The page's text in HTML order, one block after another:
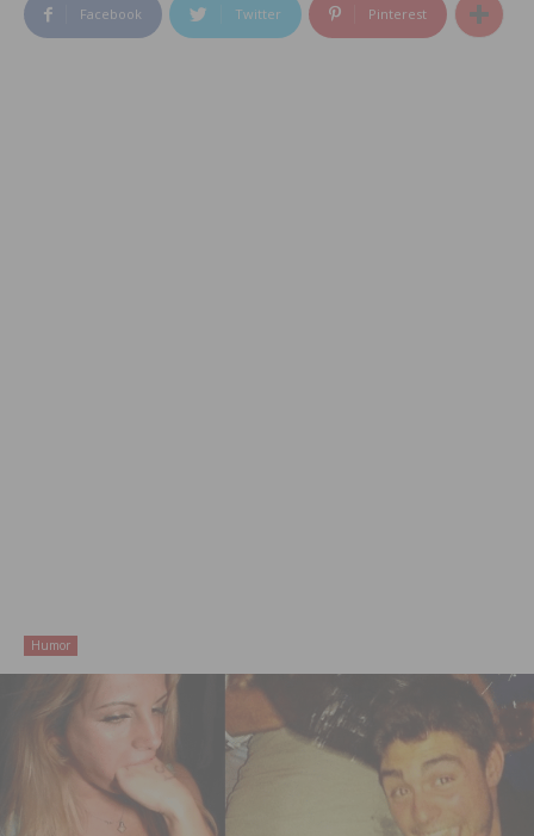
Facebook Twitter Pinterest
Humor